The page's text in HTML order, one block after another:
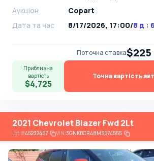
Аукціон
Copart
Дата та час
8/17/2026, 17:00/8 д :
Поточна ставка$225
Приблизна
вартість
$4,725
Точна вартість
2021 Chevrolet Blazer Fwd 2Lt
Lot#45232457 VIN:3GNKBCR48MS574555